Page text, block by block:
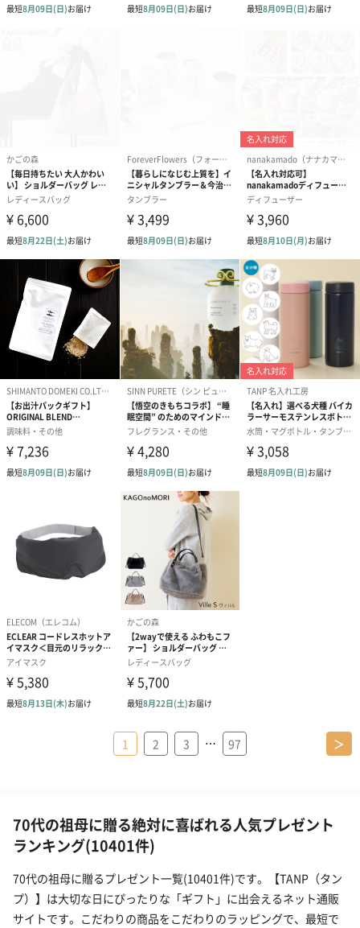
1 2 3 … 97 ＞
70代の祖母に贈る絶対に喜ばれる人気プレゼント
ランキング(10401件)
70代の祖母に贈るプレゼント一覧(10401件)です。【TANP（タン
プ）】は大切な日にぴったりな「ギフト」に出会えるネット通販
サイトです。こだわりの商品をこだわりのラッピングで、最短で